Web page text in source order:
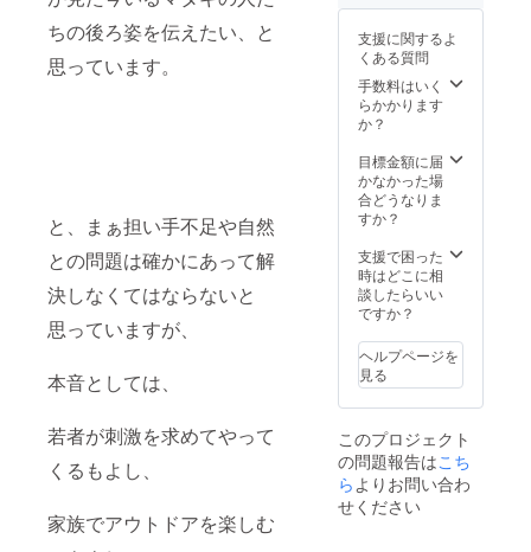
ちの後ろ姿を伝えたい、と
思っています。
と、まぁ担い手不足や自然
との問題は確かにあって解
決しなくてはならないと
思っていますが、
本音としては、
若者が刺激を求めてやって
くるもよし、
家族でアウトドアを楽しむ
さつま
いも、
生ク
リー
ム、ト
レハ
糖、卵
黄（卵
を含
ター、
練乳、
寒天、
黒糖、
ビーン
ズペー
スト、
洋酒 内
個 賞味
期限
製造よ
り3週間
ご記入
い。
支援に関するよ
くある質問
手数料はいく
らかかります
か？
目標金額に届
かなかった場
合どうなりま
すか？
支援で困った
時はどこに相
談したらいい
ですか？
ヘルプページを
見る
このプロジェクト
の問題報告はこち
ら よりお問い合わ
せください